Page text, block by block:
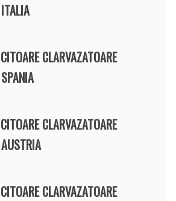
CLARVAZATOARE
CLARVAZATOARE
CLARVAZATOARE